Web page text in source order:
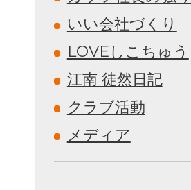
いい会社づくり
LOVEしこちゅう
江南 徒然日記
クラブ活動
メディア